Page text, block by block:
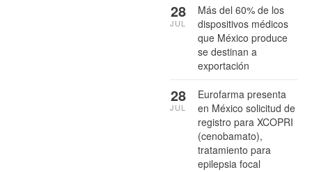
Más del 60% de los
dispositivos médicos
que México produce
se destinan a
exportación
28
JUL
Eurofarma presenta
en México solicitud de
registro para XCOPRI
(cenobamato),
tratamiento para
epilepsia focal
28
JUL